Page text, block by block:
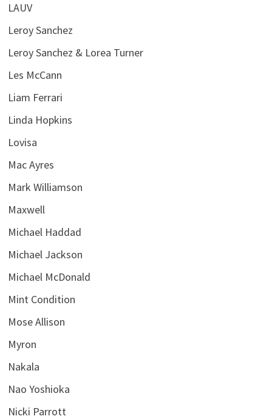
LAUV
Leroy Sanchez
Leroy Sanchez & Lorea Turner
Les McCann
Liam Ferrari
Linda Hopkins
Lovisa
Mac Ayres
Mark Williamson
Maxwell
Michael Haddad
Michael Jackson
Michael McDonald
Mint Condition
Mose Allison
Myron
Nakala
Nao Yoshioka
Nicki Parrott